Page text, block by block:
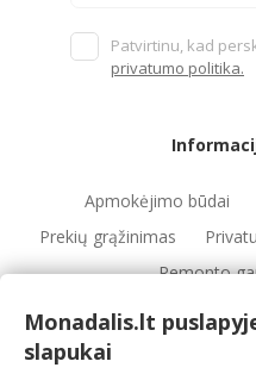
Patvirtinu, kad
privatumo politika.
Apmokėjimo būdai
Prekių grąžinimas
Remonto
Monadalis.lt
slapukai